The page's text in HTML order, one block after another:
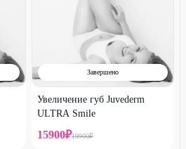
Завершено
Увеличение губ Juvederm
ULTRA Smile
15900₽19900₽